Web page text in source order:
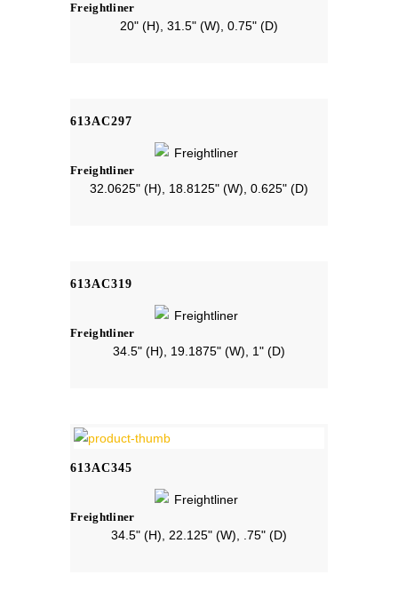
Freightliner
20" (H), 31.5" (W), 0.75" (D)
613AC297
Freightliner
32.0625" (H), 18.8125" (W), 0.625" (D)
613AC319
Freightliner
34.5" (H), 19.1875" (W), 1" (D)
613AC345
Freightliner
34.5" (H), 22.125" (W), .75" (D)